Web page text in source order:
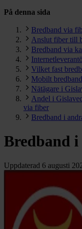
På denna sida
Bredband via
Anslut fiber till
Bredband via
Vilket fast
Mobilt
Nätägare i
Andel i
via fiber
Bredband i
Bredband i
Uppdaterad 6 augusti